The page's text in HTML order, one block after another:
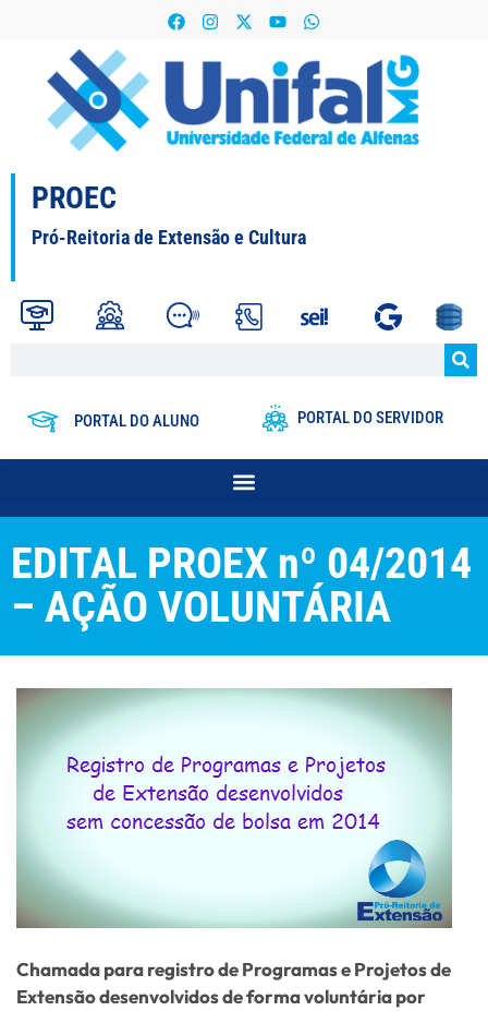
PROEC
Pró-Reitoria de Extensão e Cultura
PORTAL DO ALUNO PORTAL DO SERVIDOR
EDITAL PROEX nº 04/2014
– AÇÃO VOLUNTÁRIA
Chamada para registro de Programas e Projetos de
Extensão desenvolvidos de forma voluntária por